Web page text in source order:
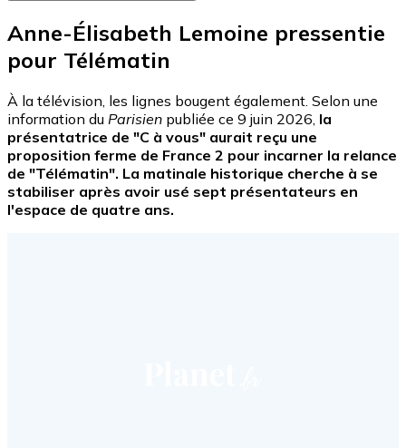
Anne-Élisabeth Lemoine pressentie
pour Télématin
À la télévision, les lignes bougent également. Selon une
information du Parisien publiée ce 9 juin 2026, la
présentatrice de "C à vous" aurait reçu une
proposition ferme de France 2 pour incarner la relance
de "Télématin". La matinale historique cherche à se
stabiliser après avoir usé sept présentateurs en
l'espace de quatre ans.